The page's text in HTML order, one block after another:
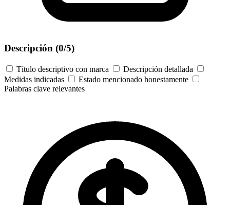
Descripción (0/5)
Título descriptivo con marca
Descripción detallada
Medidas indicadas
Estado mencionado honestamente
Palabras clave relevantes